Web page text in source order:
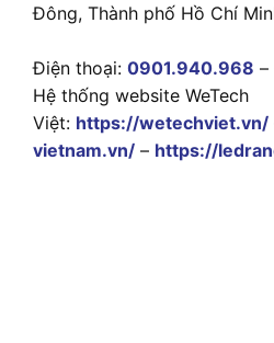
Đông, Thành phố Hồ Chí
Điện thoại: 0901.940.968 –
Hệ thống website WeTech
Việt: https://wetechviet.vn/
vietnam.vn/ – https://